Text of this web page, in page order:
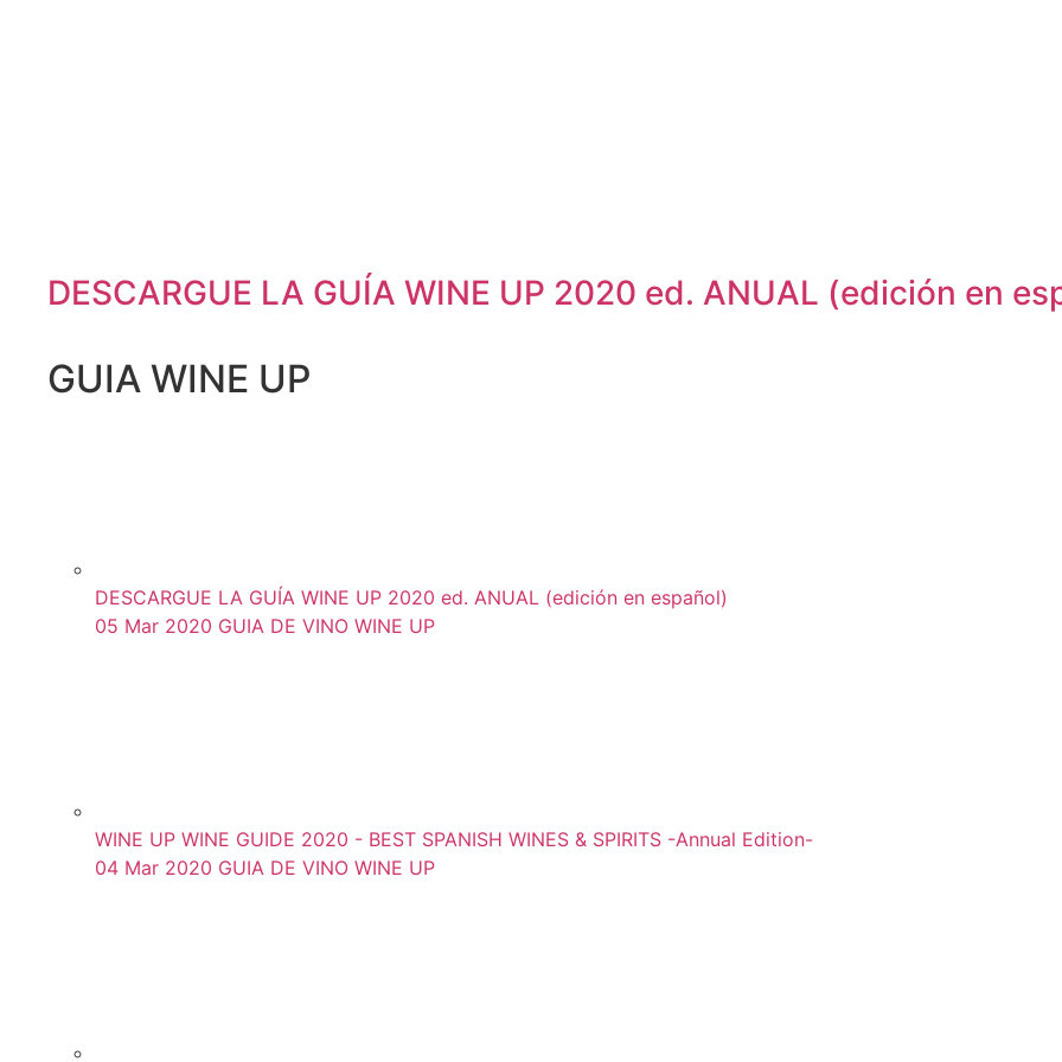
DESCARGUE LA GUÍA WINE UP 2020 ed. ANUAL (edición en
GUIA WINE UP
DESCARGUE LA GUÍA WINE UP 2020 ed. ANUAL (edición en español)
05 Mar 2020 GUIA DE VINO WINE UP
WINE UP WINE GUIDE 2020 - BEST SPANISH WINES & SPIRITS -Annual Edition-
04 Mar 2020 GUIA DE VINO WINE UP